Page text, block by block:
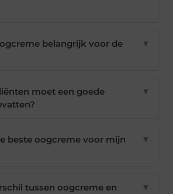
belangrijk voor de
▼
moet een goede
▼
beste oogcreme voor mijn
▼
tussen oogcreme en
▼